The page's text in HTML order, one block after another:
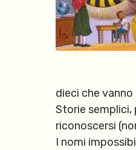
dieci che vanno
Storie semplici,
riconoscersi
I nomi